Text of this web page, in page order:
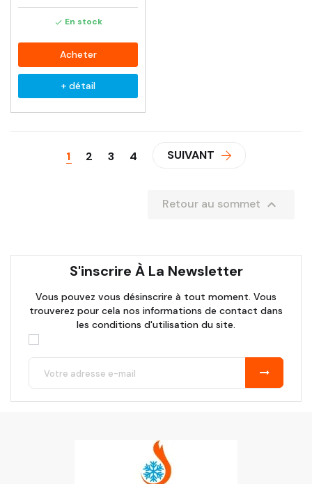
 En stock
Acheter
+ détail
1 2 3 4 SUIVANT
Retour au sommet 
S'inscrire À La Newsletter
Vous pouvez vous désinscrire à tout moment. Vous
trouverez pour cela nos informations de contact dans
les conditions d'utilisation du site.